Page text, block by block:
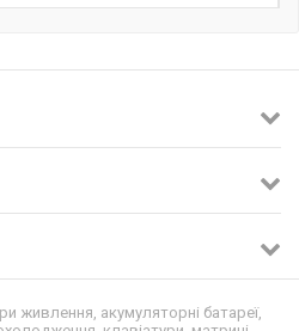
живлення, акумуляторні батареї,